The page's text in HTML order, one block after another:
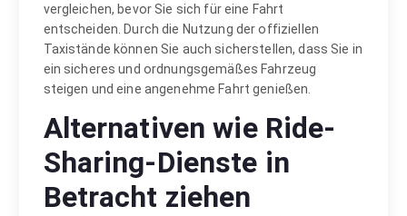
vergleichen, bevor Sie sich für eine Fahrt
entscheiden. Durch die Nutzung der offiziellen
Taxistände können Sie auch sicherstellen, dass Sie in
ein sicheres und ordnungsgemäßes Fahrzeug
steigen und eine angenehme Fahrt genießen.
Alternativen wie Ride-
Sharing-Dienste in
Betracht ziehen